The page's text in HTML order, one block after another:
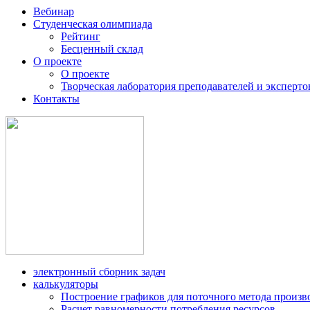
Вебинар
Студенческая олимпиада
Рейтинг
Бесценный склад
О проекте
О проекте
Творческая лаборатория преподавателей и
Контакты
электронный сборник задач
калькуляторы
Построение графиков для поточного метода